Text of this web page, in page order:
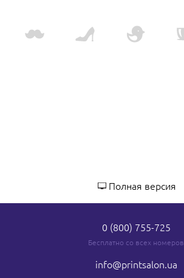
Полная версия
0 (800) 755-725
Бесплатно со всех номеров
info@printsalon.ua